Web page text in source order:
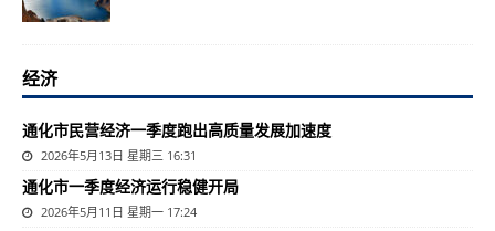
经济
通化市民营经济一季度跑出高质量发展加速度
2026年5月13日 星期三 16:31
通化市一季度经济运行稳健开局
2026年5月11日 星期一 17:24